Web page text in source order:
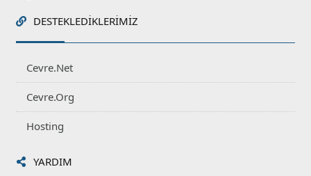
DESTEKLEDIKLERIMIZ
Cevre.Net
Cevre.Org
Hosting
YARDIM